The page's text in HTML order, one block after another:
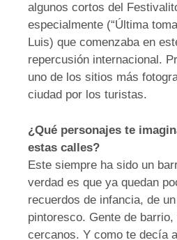
algunos cortos del
especialmente (“Última
Luis) que comenzaba en
repercusión internacional.
uno de los sitios más
ciudad por los turistas.
¿Qué personajes te
estas calles?
Este siempre ha sido un
verdad es que ya quedan
recuerdos de infancia, de
pintoresco. Gente de
cercanos. Y como te decía